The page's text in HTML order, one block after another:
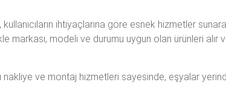
kullanıcıların ihtiyaçlarına göre esnek hizmetler
markası, modeli ve durumu uygun olan ürünleri
nakliye ve montaj hizmetleri sayesinde, eşyalar